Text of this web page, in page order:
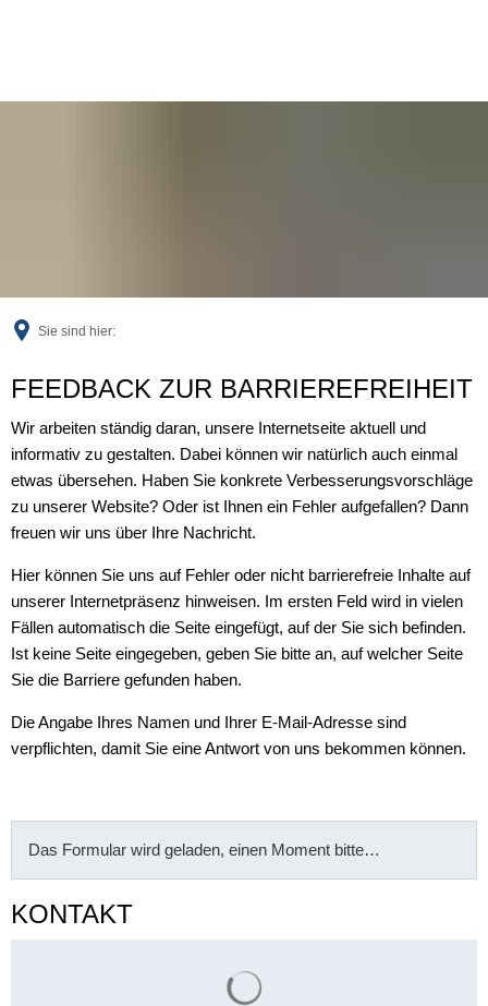
Sie sind hier:
Feedback
FEEDBACK ZUR BARRIEREFREIHEIT
Wir arbeiten ständig daran, unsere Internetseite aktuell und
informativ zu gestalten. Dabei können wir natürlich auch einmal
etwas übersehen. Haben Sie konkrete Verbesserungsvorschläge
zu unserer Website? Oder ist Ihnen ein Fehler aufgefallen? Dann
freuen wir uns über Ihre Nachricht.
Hier können Sie uns auf Fehler oder nicht barrierefreie Inhalte auf
unserer Internetpräsenz hinweisen. Im ersten Feld wird in vielen
Fällen automatisch die Seite eingefügt, auf der Sie sich befinden.
Ist keine Seite eingegeben, geben Sie bitte an, auf welcher Seite
Sie die Barriere gefunden haben.
Die Angabe Ihres Namen und Ihrer E-Mail-Adresse sind
verpflichten, damit Sie eine Antwort von uns bekommen können.
Das Formular wird geladen, einen Moment bitte…
KONTAKT